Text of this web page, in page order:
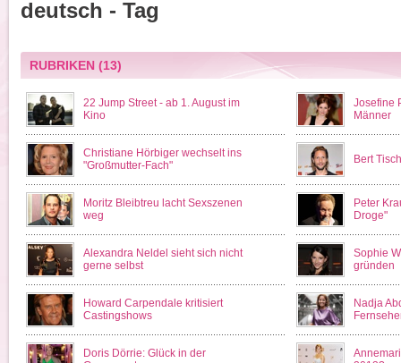
deutsch - Tag
RUBRIKEN(13)
22 Jump Street - ab 1. August im
Kino
Josefine
Männer
Christiane Hörbiger wechselt ins
"Großmutter-Fach"
Bert
Moritz Bleibtreu lacht Sexszenen
weg
Peter
Droge"
Alexandra Neldel sieht sich nicht
gerne selbst
Sophie
gründen
Howard Carpendale kritisiert
Castingshows
Nadja
Doris Dörrie: Glück in der